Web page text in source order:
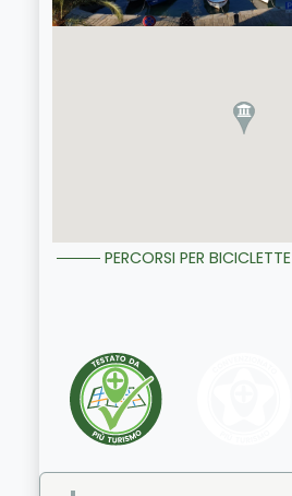
PERCORSI PER BICICLETTE